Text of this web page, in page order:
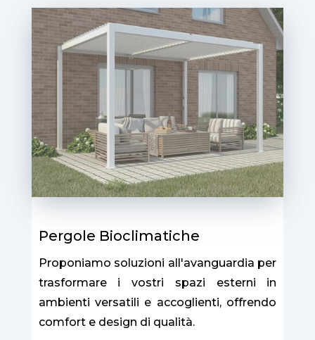
Pergole Bioclimatiche
Proponiamo soluzioni all'avanguardia per
trasformare i vostri spazi esterni in
ambienti versatili e accoglienti, offrendo
comfort e design di qualità.